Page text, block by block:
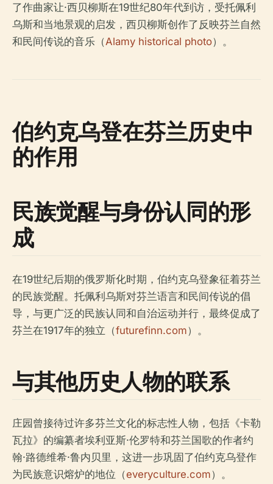
了作曲家让·西贝柳斯在19世纪80年代到访，受托佩利
乌斯和当地景观的启发，西贝柳斯创作了反映芬兰自然
和民间传说的音乐（Alamy historical photo）。
伯约克乌登在芬兰历史中
的作用
民族觉醒与身份认同的形
成
在19世纪后期的俄罗斯化时期，伯约克乌登象征着芬兰
的民族觉醒。托佩利乌斯对芬兰语言和民间传说的倡
导，与更广泛的民族认同和自治运动并行，最终促成了
芬兰在1917年的独立（futurefinn.com）。
与其他历史人物的联系
庄园曾接待过许多芬兰文化的标志性人物，包括《卡勒
瓦拉》的编纂者埃利亚斯·伦罗特和芬兰国歌的作者约
翰·路德维希·鲁内贝里，这进一步巩固了伯约克乌登作
为民族意识熔炉的地位（everyculture.com）。